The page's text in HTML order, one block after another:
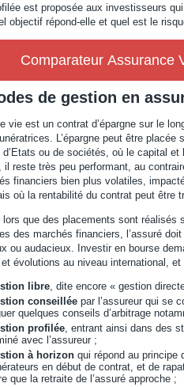
est proposée aux investisseurs
objectif répond-elle et quel est le
Comparateur Assurance
de gestion en
vie est un contrat d’épargne sur le
L’épargne peut être
d’Etats ou de sociétés, où le capital
il reste très peu performant, au
financiers bien plus volatiles,
où la rentabilité du contrat peut être
que des placements sont
des marchés financiers, l’assuré
ou audacieux. Investir en bourse
évolutions au niveau international,
libre, dite encore « gestion
conseilléepar l’assureur qui se
quelques conseils d’arbitrage
profilée, entrant ainsi dans des
avec l’assureur ;
à horizonqui répond au principe
en début de contrat, et de
que la retraite de l’assuré approche ;